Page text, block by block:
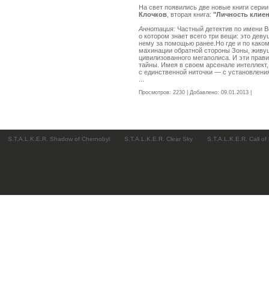
На свет появились две новые книги
Клочков , вторая книга: "Личность
Аннотация: Частный детектив по имени
о котором знает всего три вещи: это
нему за помощью ранее.Но где и по
махинации обратной стороны Зоны,
цивилизованного мегаполиса. И эти
тайны. Имея в своем арсенале
с единственной ниточки — с
Просмотров: 2230 | Добавлено: 09.01.2013
S.T.A.L.K.E.R. Shadow of Chernobyl S.T.A.L.K.E.R. Clear Sky S.T.A.L.K.E.R. Call of